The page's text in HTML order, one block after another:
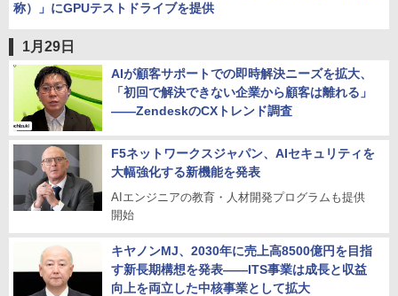
称）」にGPUテストドライブを提供
1月29日
AIが顧客サポートでの即時解決ニーズを拡大、
「初回で解決できない企業から顧客は離れる」
――ZendeskのCXトレンド調査
F5ネットワークスジャパン、AIセキュリティを
大幅強化する新機能を発表
AIエンジニアの教育・人材開発プログラムも提供
開始
キヤノンMJ、2030年に売上高8500億円を目指
す新長期構想を発表――ITS事業は成長と収益
向上を両立した中核事業として拡大